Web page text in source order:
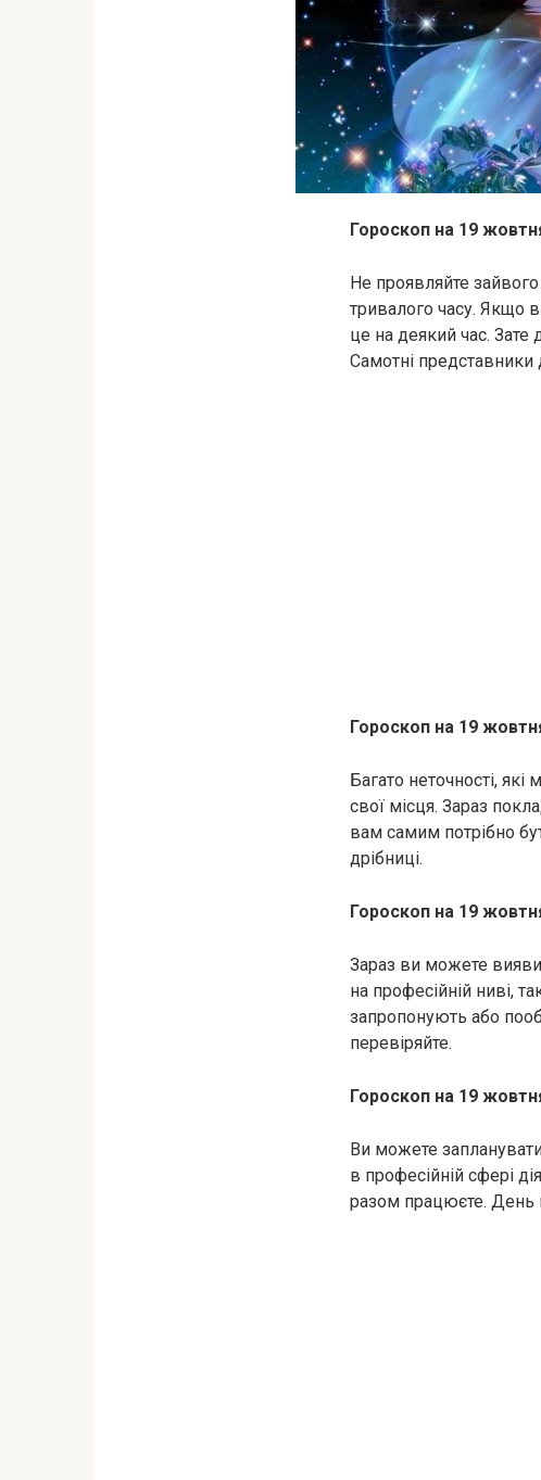
Гороскоп на 19
Не проявляйте
тривалого часу. Якщо
це на деякий час. Зате
Самотні
Гороскоп на 19
Багато неточності,
свої місця. Зараз
вам самим потрібно
дрібниці.
Гороскоп на 19
Зараз ви можете
на професійній ниві,
запропонують або
перевіряйте.
Гороскоп на 19
Ви можете запланувати
в професійній сфері
разом працюєте. День